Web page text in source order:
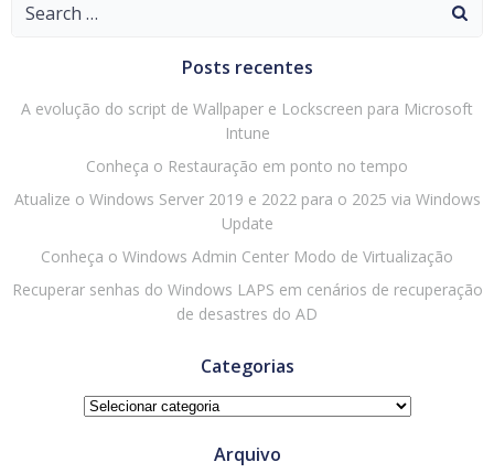
Posts recentes
A evolução do script de Wallpaper e Lockscreen para Microsoft
Intune
Conheça o Restauração em ponto no tempo
Atualize o Windows Server 2019 e 2022 para o 2025 via Windows
Update
Conheça o Windows Admin Center Modo de Virtualização
Recuperar senhas do Windows LAPS em cenários de recuperação
de desastres do AD
Categorias
Categorias
Arquivo